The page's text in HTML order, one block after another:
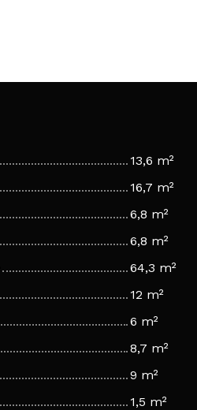
13,6 m²
16,7 m²
6,8 m²
6,8 m²
64,3 m²
12 m²
6 m²
8,7 m²
9 m²
1,5 m²